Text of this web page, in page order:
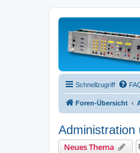
Schnellzugriff
Foren-Übersicht
Administration
Neues Thema